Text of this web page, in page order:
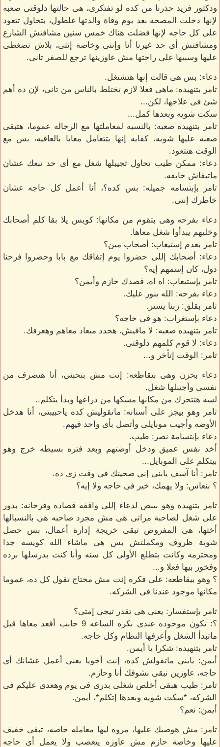
ودكتور فريد حذرنا من كده لو تفتكرى، هى حالتها دلوقتى صعبه
لإنها دخلت المصحه بعد يوم وفاة والدتها علطول، بتحاول تتعود
على كل حاجه لإنها فضلت هناك خمس سنين مشافتش الشارع
ومشافتش أى حد غيرنا أنا وإنتى وخاصة إنتى، بلاش تضغطى
عليها وسبيها على راحتها مش عاوزينها ترجع للصفر تانى.
دعاء: بس هى قالت إنها هتشتغل.
تامر بتنهيده: ماهى فعلا لازم تختلط بالناس من تانى، لإن ده أهم
شئ فى علاجها، لكن...
سكت شويه وبعدها كمل...
تامر بتنهيده صعبه: بالنسبه لمعاملتها مع الرجاله عموما، هتبقى
صعبه عليها شويه، كفايه إنها بتتعامل معايا بالعافيه، بس مع
الوقت هتتعود.
دعاء: ممكن طيب تحاول تجيبلها شغل مع أى حد تبعك عشان
ماتبقاش خايفه.
تامر بإبتسامه جميله: بس كده؟، أنا أعمل كل حاجه عشان
خاطرك إنتى.
دعاء بفرحه وهى بتقوم من مكانها: كويس يلا بقا كلم أصحابك
وخليهم يبدأوا شغل معاها.
تامر بعدم إستيعاب: أصحاب مين؟
دعاء: أصحابك إللى حضروا يوم إتفاقك مع بابا وحضروا فرحنا
دول، كان إسمهم إيه؟
تامر بإستيعاب: اه اه، قصدك حازم وأيمن؟
دعاء بفرحه: الله ينور عليك.
تامر بقلق: ربنا يستر.
دعاء بإستغراب: هو فى حاجه؟
تامر بتنهيده صعبه: لا مافيش، هحدد ميعاد معاهم وهعرفك.
دعاء: لا قوم كلمهم دلوقتى.
تامر: الوقت إتأخر و...
دعاء بحزن وهى بتقاطعه: إنت مش بتحبنى، أنا هتصرف من
نفسى وأجيبلها شغل.
لسه هتتحرك من مكانها مسكها من دراعها وبدأ يتكلم..
تامر وهو بيجز على أسنانه: ماتقوليش كده ياحبيبتى، أنا هدخل
الأوضه وأجيب موبايلى وأتصل بأى واحد فيهم.
دعاء بإبتسامة نصر: طيب.
أخد نفس عميق ودخل أوضتهم وبعد فتره بسيطه خرج وهو
بيتكلم على الموبايل...
تامر: أنا آسف يابنى إنى صحيتك فى وقت زى ده.
؟ بنعاس: ولا يهمك، خير فى حاجه ولا إيه؟
تامر بتنهيده وهو بيبص لدعاء إللى واقفه قصاده وفرحانه: بدور
على شغل لصاحبة مراتى هى مش مجرد صاحبه هى بالنسبالها
أختها، هى المفروض تبقى خريجة إدارة أعمال، بس حصل
شوية ظروف ومكملتش بس هى ماشاء الله كويسه جدا
ومحترمه وكانت بتطلع الأولى كل سنه وأنا كنت بدرسلها برده
وفخور بيها فعلا و...
؟ وهو بيقاطعه: على فكره إنت مش محتاج تقول كل ده، عموما
مكانها موجود عندنا فى الشركه.
تامر بإستفسار: يعنى هى تقدر تيجى إمتى؟
؟: تكون موجوده عندى بكره الساعه 9 حابب أقعد معاها قبل
ماتبدأ الشغل وأعرفها النظام وكل حاجه.
تامر بتنهيده: شكرا يا أيمن.
أيمن: يابنى ماتقولش كده، إنت أخويا يعنى أعمل عشانك أى
حاجه، عاوزين نبقى نشوفك أنا وحازم.
تامر: طيب هبقى أخلص شغلى بدرى فى يوم وهعدى عليكم فى
الشركه، *سكت شويه وبعدها إتكلم*، أيمن.
أيمن: نعم؟
تامر: مش هوصيك عليها، مروه ليها معامله خاصه، تبقى خفيف
عليها وخاصة حازم مش عاوزه يتعصب ولا يعمل أى حاجه